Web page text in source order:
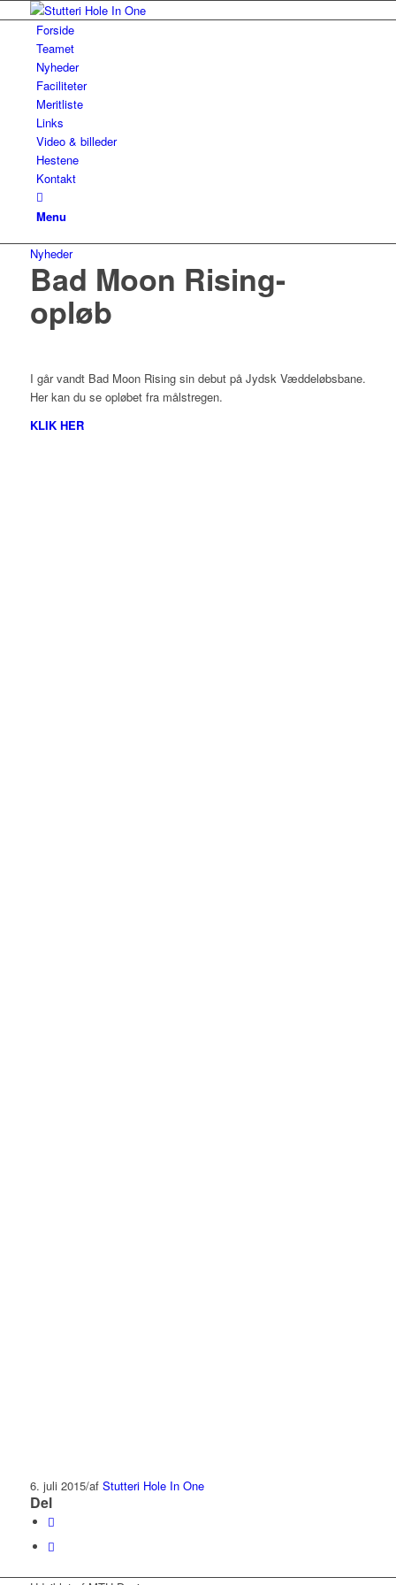
Forside
Teamet
Nyheder
Faciliteter
Meritliste
Links
Video & billeder
Hestene
Kontakt
Menu
Nyheder
Bad Moon Rising-
opløb
I går vandt Bad Moon Rising sin debut på Jydsk Væddeløbsbane.
Her kan du se opløbet fra målstregen.
KLIK HER
6. juli 2015/af Stutteri Hole In One
Del